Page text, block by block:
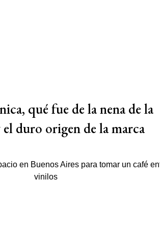
qué fue de la nena de la
duro origen de la marca